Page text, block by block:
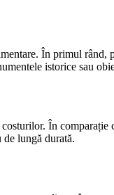
În primul rând,
istorice sau
În
lungă durată.